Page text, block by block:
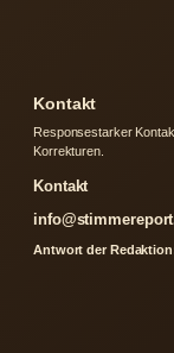
Kontakt
Responsestarker
Korrekturen.
Kontakt
Antwort der